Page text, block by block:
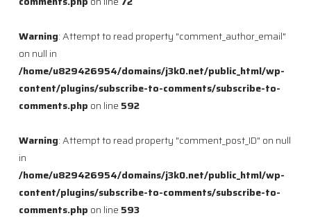
Warning: Attempt to read property "comment_author_email"
on null in
/home/u829426954/domains/j3k0.net/public_html/wp-
content/plugins/subscribe-to-comments/subscribe-to-
comments.php on line 592
Warning: Attempt to read property "comment_post_ID" on null
in
/home/u829426954/domains/j3k0.net/public_html/wp-
content/plugins/subscribe-to-comments/subscribe-to-
comments.php on line 593